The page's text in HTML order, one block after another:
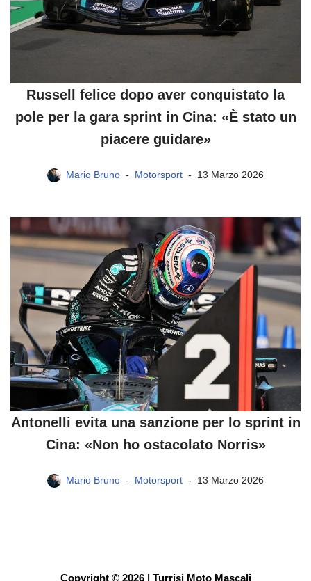
Russell felice dopo aver conquistato la
pole per la gara sprint in Cina: «È stato un
piacere guidare»
Mario Bruno Motorsport 13 Marzo 2026
Antonelli evita una sanzione per lo sprint in
Cina: «Non ho ostacolato Norris»
Mario Bruno Motorsport 13 Marzo 2026
Copyright © 2026 | Turrisi Moto Mascali